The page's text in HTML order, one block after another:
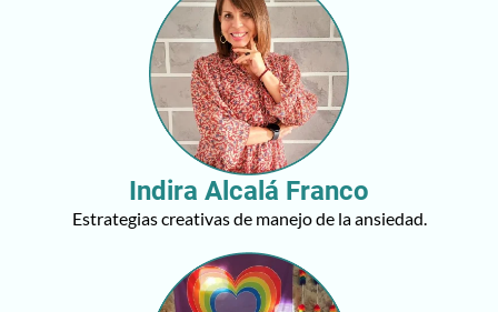
Indira Alcalá Franco
Estrategias creativas de manejo de la ansiedad.